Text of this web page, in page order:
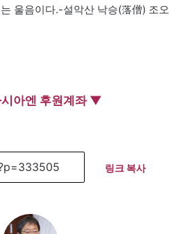
울음이다.-설악산 낙승(落僧) 조오
아엔 후원계좌 ▼
링크 복사